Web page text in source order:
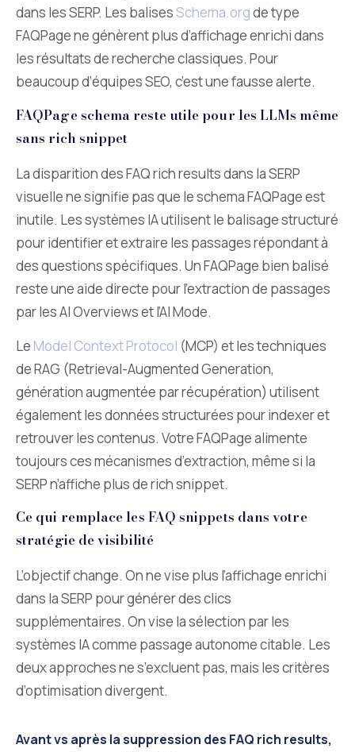
dans les SERP. Les balisesSchema.orgde type
FAQPage ne génèrent plus d’affichage enrichi dans
les résultats de recherche classiques. Pour
beaucoup d’équipes SEO, c’est une fausse alerte.
FAQPage schema reste utile pour les LLMs même
sans rich snippet
La disparition des FAQ rich results dans la SERP
visuelle ne signifie pas que le schema FAQPage est
inutile. Les systèmes IA utilisent le balisage structuré
pour identifier et extraire les passages répondant à
des questions spécifiques. Un FAQPage bien balisé
reste une aide directe pour l’extraction de passages
par les AI Overviews et l’AI Mode.
Le Model Context Protocol (MCP) et les techniques
de RAG (Retrieval-Augmented Generation,
génération augmentée par récupération) utilisent
également les données structurées pour indexer et
retrouver les contenus. Votre FAQPage alimente
toujours ces mécanismes d’extraction, même si la
SERP n’affiche plus de rich snippet.
Ce qui remplace les FAQ snippets dans votre
stratégie de visibilité
L’objectif change. On ne vise plus l’affichage enrichi
dans la SERP pour générer des clics
supplémentaires. On vise la sélection par les
systèmes IA comme passage autonome citable. Les
deux approches ne s’excluent pas, mais les critères
d’optimisation divergent.
Avant vs après la suppression des FAQ rich results,